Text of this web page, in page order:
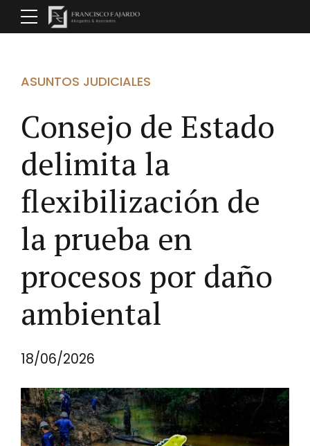
ASUNTOS JUDICIALES
Consejo de Estado
delimita la
flexibilización de
la prueba en
procesos por daño
ambiental
18/06/2026